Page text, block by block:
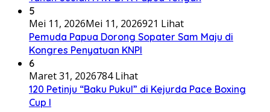
5
Mei 11, 2026Mei 11, 2026921 Lihat
Pemuda Papua Dorong Sopater Sam Maju di
Kongres Penyatuan KNPI
6
Maret 31, 2026784 Lihat
120 Petinju “Baku Pukul” di Kejurda Pace Boxing
Cup I